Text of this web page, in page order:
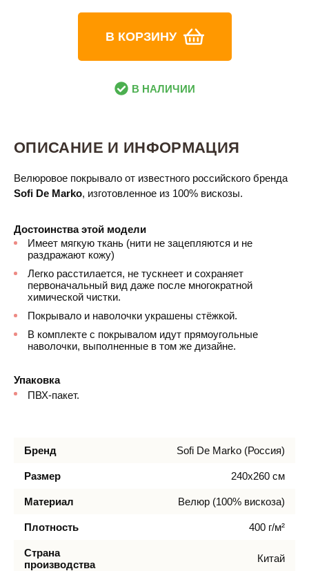
В КОРЗИНУ
В НАЛИЧИИ
ОПИСАНИЕ И ИНФОРМАЦИЯ
Велюровое покрывало от известного российского бренда
Sofi De Marko, изготовленное из 100% вискозы.
Достоинства этой модели
Имеет мягкую ткань (нити не зацепляются и не
раздражают кожу)
Легко расстилается, не тускнеет и сохраняет
первоначальный вид даже после многократной
химической чистки.
Покрывало и наволочки украшены стёжкой.
В комплекте с покрывалом идут прямоугольные
наволочки, выполненные в том же дизайне.
Упаковка
ПВХ-пакет.
Бренд Sofi De Marko (Россия)
Размер 240х260 см
Материал Велюр (100% вискоза)
Плотность 400 г/м²
Страна
производства
Китай